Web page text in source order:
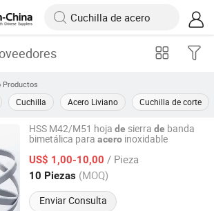
Productos
Cuchilla Acero Liviano Cuchilla de corte
HSS M42/M51 hoja de sierra de banda
bimetálica para acero inoxidable
US$ 1,00-10,00 / Pieza
10 Piezas (MOQ)
Enviar Consulta
Precision Machinery Co., Ltd.
Desde 2018